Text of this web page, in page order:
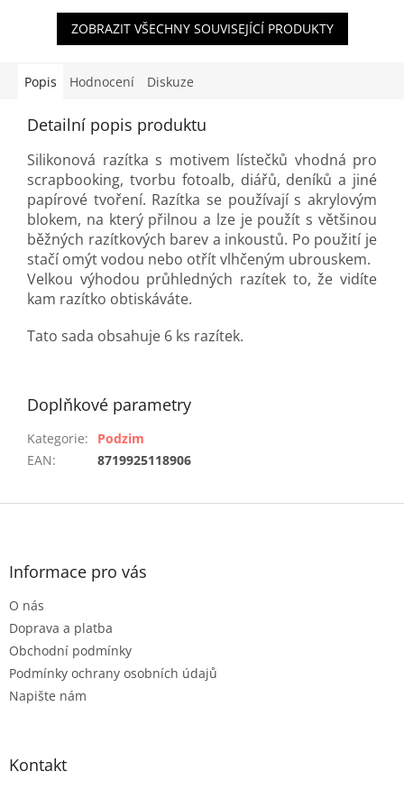
ZOBRAZIT VŠECHNY SOUVISEJÍCÍ PRODUKTY
Popis Hodnocení Diskuze
Detailní popis produktu
Silikonová razítka s motivem lístečků vhodná pro
scrapbooking, tvorbu fotoalb, diářů, deníků a jiné
papírové tvoření. Razítka se používají s akrylovým
blokem, na který přilnou a lze je použít s většinou
běžných razítkových barev a inkoustů. Po použití je
stačí omýt vodou nebo otřít vlhčeným ubrouskem.
Velkou výhodou průhledných razítek to, že vidíte
kam razítko obtiskáváte.
Tato sada obsahuje 6 ks razítek.
Doplňkové parametry
Kategorie:
Podzim
EAN: 8719925118906
Z
Informace pro vás
O nás
Doprava a platba
Obchodní podmínky
Podmínky ochrany osobních údajů
Napište nám
Kontakt